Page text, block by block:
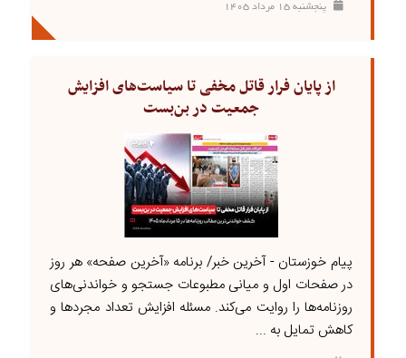
پنجشنبه ۱۵ مرداد ۱۴۰۵
از پایان فرار قاتل مخفی تا سیاست‌های افزایش
جمعیت در بن‌بست
پیام خوزستان - آخرین خبر/ برنامه «آخرین صفحه» هر روز
در صفحات اول و میانی مطبوعات جستجو و خواندنی‌های
روزنامه‌ها را روایت می‌کند. مسئله افزایش تعداد مجردها و
کاهش تمایل به ...